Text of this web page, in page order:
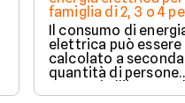
famiglia di 2, 3 o 4
Il consumo di
elettrica può essere
calcolato a
quantità di persone
presenti all'interno